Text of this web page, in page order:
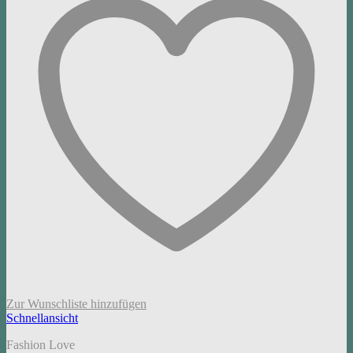
Zur Wunschliste hinzufügen
Schnellansicht
Fashion Love